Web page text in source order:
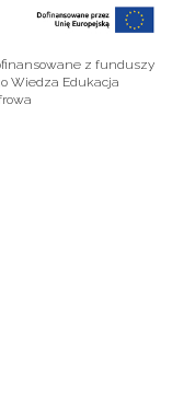
z funduszy
Wiedza Edukacja